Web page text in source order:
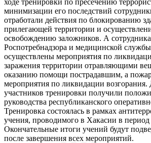
минимизации его последствий
отработали действия по блокированию
прилегающей территории и
освобождению заложников. А
Роспотребнадзора и медицинской
осуществлены мероприятия по
заражения территории отравляющими
оказанию помощи пострадавшим, а
мероприятия по ликвидации возгорания.
участников тренировки получили
руководства республиканского
Тренировка состоялась в рамках
учения, проводимого в Хакасии в период
Окончательные итоги учений будут
после завершения всех мероприятий.